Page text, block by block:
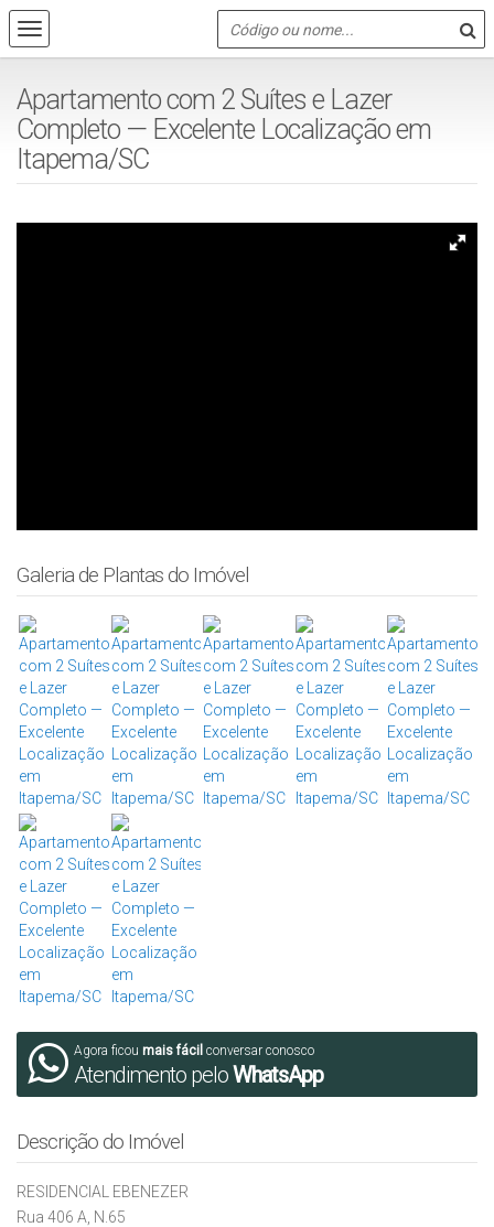
Apartamento com 2 Suítes e Lazer
Completo — Excelente Localização em
Itapema/SC
Galeria de Plantas do Imóvel
Agora ficou mais fácil conversar conosco
Atendimento peloWhatsApp
Descrição do Imóvel
RESIDENCIAL EBENEZER
Rua 406 A, N.65